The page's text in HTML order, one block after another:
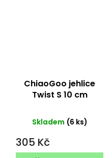
ChiaoGoo jehlice
Twist S 10 cm
Skladem (6 ks)
305 Kč